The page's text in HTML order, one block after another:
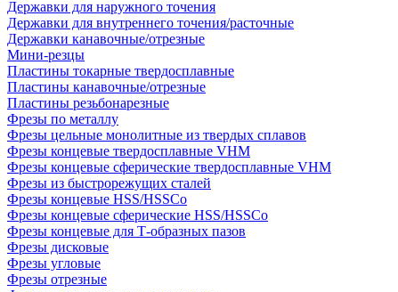
Державки для наружного точения
Державки для внутреннего точения/расточные
Державки канавочные/отрезные
Мини-резцы
Пластины токарные твердосплавные
Пластины канавочные/отрезные
Пластины резьбонарезные
Фрезы по металлу
Фрезы цельные монолитные из твердых сплавов
Фрезы концевые твердосплавные VHM
Фрезы концевые сферические твердосплавные VHM
Фрезы из быстрорежущих сталей
Фрезы концевые HSS/HSSCo
Фрезы концевые сферические HSS/HSSCo
Фрезы концевые для Т-образных пазов
Фрезы дисковые
Фрезы угловые
Фрезы отрезные